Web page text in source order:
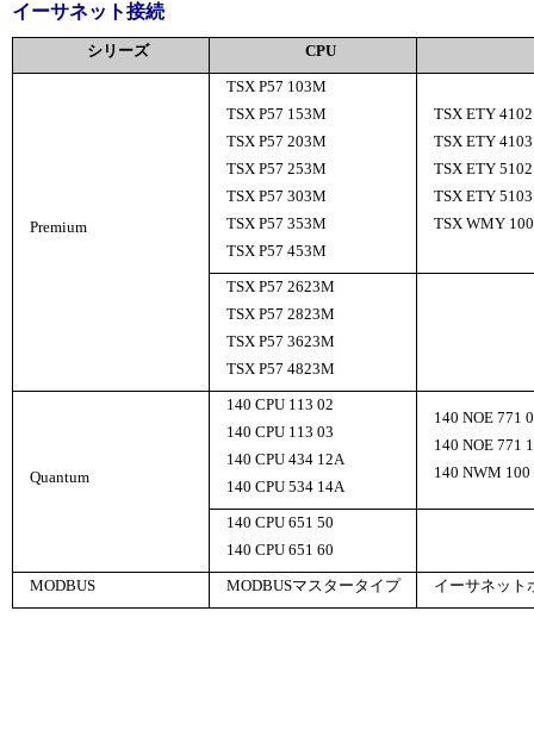
イーサネット接続
シリーズ CPU
Premium
TSX P57 103M
TSX P57 153M
TSX P57 203M
TSX P57 253M
TSX P57 303M
TSX P57 353M
TSX P57 453M
TSX ETY 4102
TSX ETY 4103
TSX ETY 5102
TSX ETY 5103
TSX WMY
TSX P57 2623M
TSX P57 2823M
TSX P57 3623M
TSX P57 4823M
Quantum
140 CPU 113 02
140 CPU 113 03
140 CPU 434 12A
140 CPU 534 14A
140 NOE 771
140 NOE 771
140 NWM 100
140 CPU 651 50
140 CPU 651 60
MODBUS MODBUSマスタータイプ イーサネット